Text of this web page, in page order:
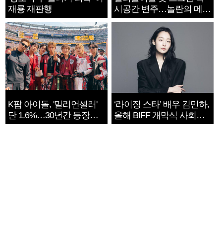
재룡 재판행
시공간 변주…놀란의 메시
지는 ‘전쟁 속죄’
K팝 아이돌, '밀리언셀러'
단 1.6%…30년간 등장
1182개팀 전수조사
‘라이징 스타’ 배우 김민하,
올해 BIFF 개막식 사회자
확정